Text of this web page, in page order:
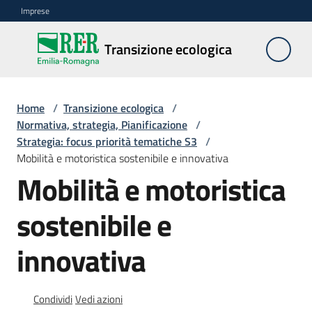
Vai al contenuto
Vai alla navigazione
Vai al footer
Imprese
Transizione ecologica
Transizione
ecologica
Normativa,
Strategia
e
Menu selezionato
e
di
Home / Transizione ecologica /
Normativa, strategia, Pianificazione /
Strategia: focus priorità tematiche S3 /
Mobilità e motoristica sostenibile e innovativa
Mobilità e motoristica
sostenibile e
innovativa
CondividiVedi azioni